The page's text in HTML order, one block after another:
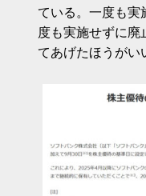
ている。一度も実
度も実施せずに廃
てあげたほうがい